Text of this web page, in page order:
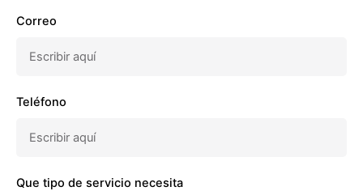
Correo
Teléfono
Que tipo de servicio necesita